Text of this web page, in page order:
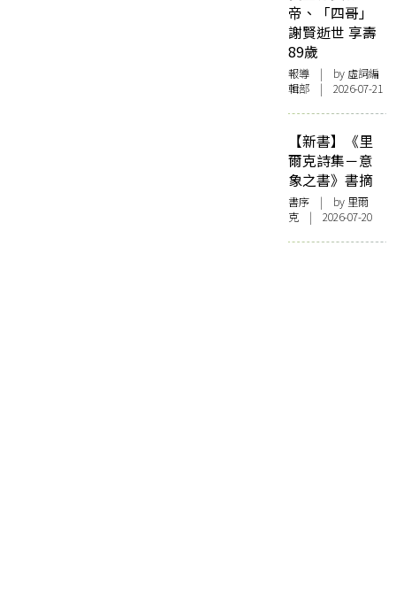
帝、「四哥」
謝賢逝世 享壽
89歲
報導 | by 虛詞編
輯部 | 2026-07-21
【新書】《里
爾克詩集－意
象之書》書摘
書序 | by 里爾
克 | 2026-07-20